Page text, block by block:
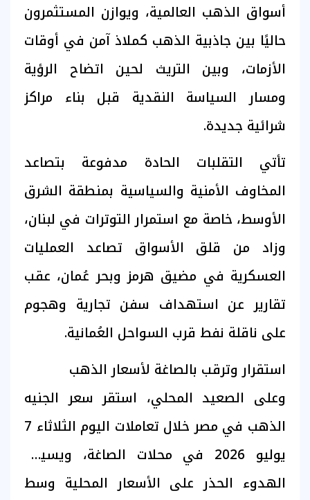
أسواق الذهب العالمية، ويوازن المستثمرون
حاليًا بين جاذبية الذهب كملاذ آمن في أوقات
الأزمات، وبين التريث لحين اتضاح الرؤية
ومسار السياسة النقدية قبل بناء مراكز
شرائية جديدة.
تأتي التقلبات الحادة مدفوعة بتصاعد
المخاوف الأمنية والسياسية بمنطقة الشرق
الأوسط، خاصة مع استمرار التوترات في لبنان،
وزاد من قلق الأسواق تصاعد العمليات
العسكرية في مضيق هرمز وبحر عُمان، عقب
تقارير عن استهداف سفن تجارية وهجوم
على ناقلة نفط قرب السواحل العُمانية.
استقرار وترقب بالصاغة لأسعار الذهب
وعلى الصعيد المحلي، استقر سعر الجنيه
الذهب في مصر خلال تعاملات اليوم الثلاثاء 7
يوليو 2026 في محلات الصاغة، ويسيطر
الهدوء الحذر على الأسعار المحلية وسط